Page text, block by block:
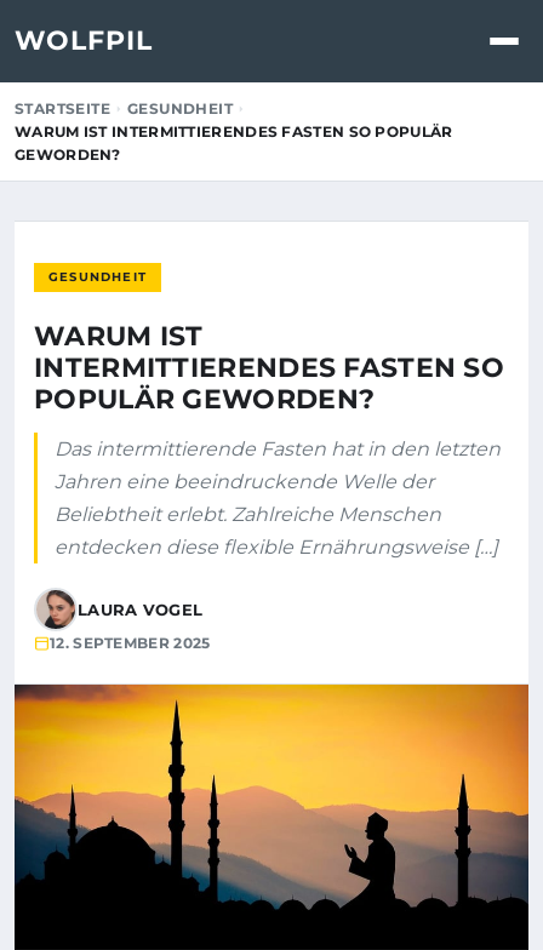
WOLFPIL
STARTSEITE
GESUNDHEIT
WARUM IST INTERMITTIERENDES FASTEN SO POPULÄR
GEWORDEN?
GESUNDHEIT
WARUM IST
INTERMITTIERENDES FASTEN SO
POPULÄR GEWORDEN?
Das intermittierende Fasten hat in den letzten
Jahren eine beeindruckende Welle der
Beliebtheit erlebt. Zahlreiche Menschen
entdecken diese flexible Ernährungsweise […]
LAURA VOGEL
12. SEPTEMBER 2025